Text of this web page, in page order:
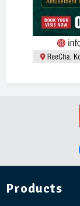
Products